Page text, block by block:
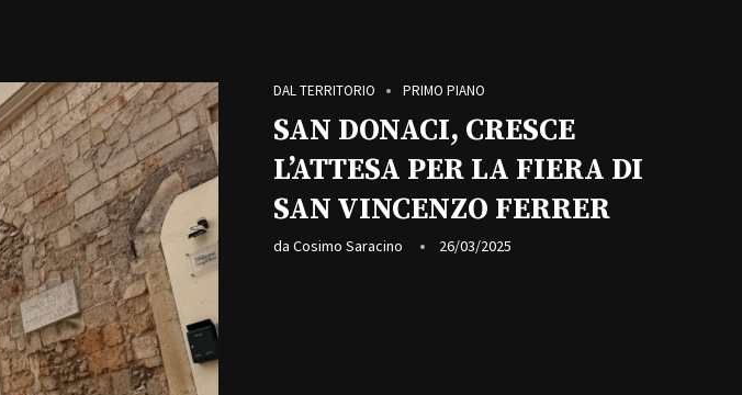
DAL TERRITORIO PRIMO PIANO
SAN DONACI, CRESCE
L’ATTESA PER LA FIERA DI
SAN VINCENZO FERRER
da Cosimo Saracino 26/03/2025